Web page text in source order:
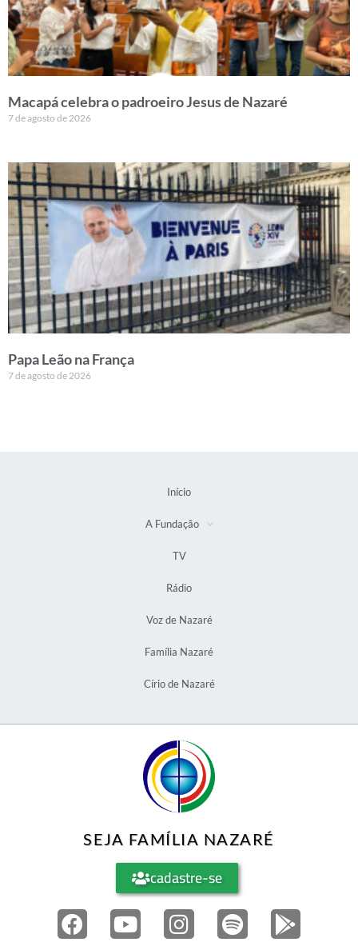
Macapá celebra o padroeiro Jesus de Nazaré
7 de agosto de 2026
Papa Leão na França
7 de agosto de 2026
Início
A Fundação
TV
Rádio
Voz de Nazaré
Família Nazaré
Círio de Nazaré
SEJA FAMÍLIA NAZARÉ
cadastre-se